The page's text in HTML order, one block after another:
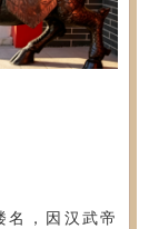
名，因汉武帝